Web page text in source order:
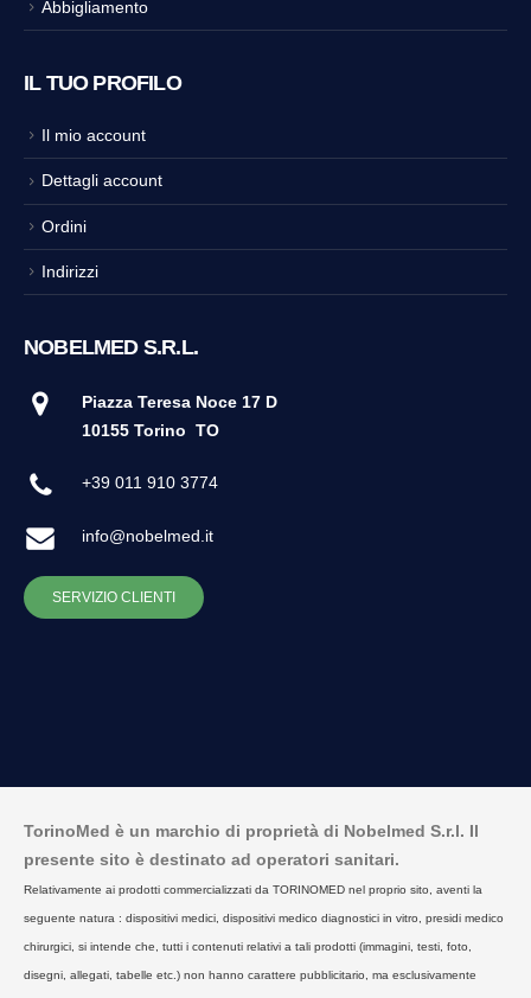
Abbigliamento
IL TUO PROFILO
Il mio account
Dettagli account
Ordini
Indirizzi
NOBELMED S.R.L.
Piazza Teresa Noce 17 D
10155 Torino TO
+39 011 910 3774
info@nobelmed.it
SERVIZIO CLIENTI
TorinoMed è un marchio di proprietà di Nobelmed S.r.l. Il
presente sito è destinato ad operatori sanitari.
Relativamente ai prodotti commercializzati da TORINOMED nel proprio sito, aventi la
seguente natura : dispositivi medici, dispositivi medico diagnostici in vitro, presidi medico
chirurgici, si intende che, tutti i contenuti relativi a tali prodotti (immagini, testi, foto,
disegni, allegati, tabelle etc.) non hanno carattere pubblicitario, ma esclusivamente